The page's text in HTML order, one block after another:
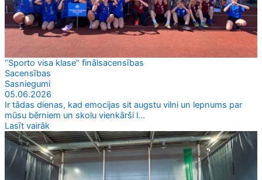
“Sporto visa klase” finālsacensības
Sacensības
Sasniegumi
05.06.2026
Ir tādas dienas, kad emocijas sit augstu vilni un lepnums par
mūsu bērniem un skolu vienkārši l...
Lasīt vairāk